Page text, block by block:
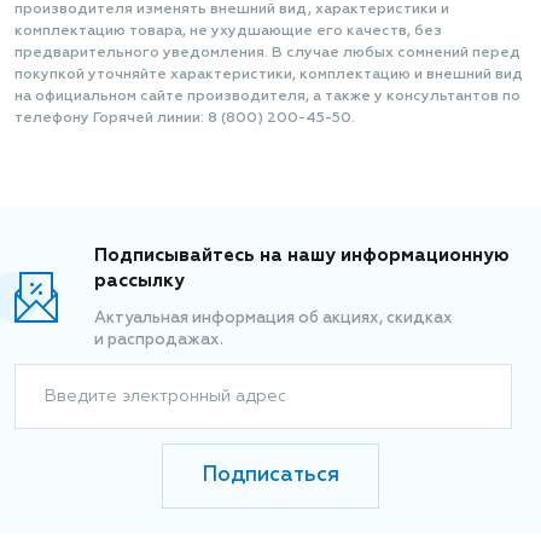
производителя изменять внешний вид, характеристики и
комплектацию товара, не ухудшающие его качеств, без
предварительного уведомления. В случае любых сомнений перед
покупкой уточняйте характеристики, комплектацию и внешний вид
на официальном сайте производителя, а также у консультантов по
телефону Горячей линии: 8 (800) 200-45-50.
Подписывайтесь на нашу информационную
рассылку
Актуальная информация об акциях, скидках
и распродажах.
Введите электронный адрес
Подписаться